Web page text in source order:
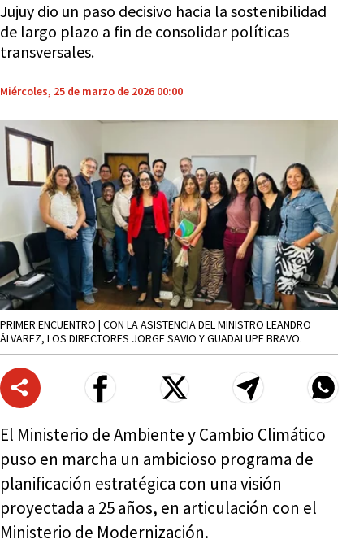
Jujuy dio un paso decisivo hacia la sostenibilidad
de largo plazo a fin de consolidar políticas
transversales.
Miércoles, 25 de marzo de 2026 00:00
PRIMER ENCUENTRO | CON LA ASISTENCIA DEL MINISTRO LEANDRO
ÁLVAREZ, LOS DIRECTORES JORGE SAVIO Y GUADALUPE BRAVO.
El Ministerio de Ambiente y Cambio Climático
puso en marcha un ambicioso programa de
planificación estratégica con una visión
proyectada a 25 años, en articulación con el
Ministerio de Modernización.